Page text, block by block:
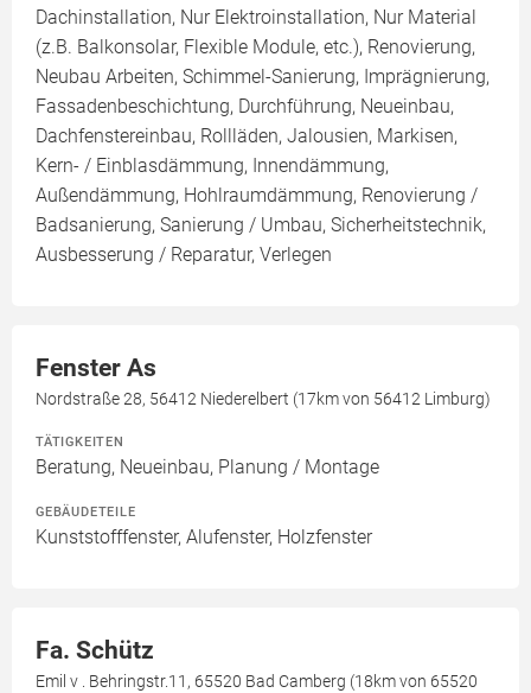
Dachinstallation, Nur Elektroinstallation, Nur Material
(z.B. Balkonsolar, Flexible Module, etc.), Renovierung,
Neubau Arbeiten, Schimmel-Sanierung, Imprägnierung,
Fassadenbeschichtung, Durchführung, Neueinbau,
Dachfenstereinbau, Rollläden, Jalousien, Markisen,
Kern- / Einblasdämmung, Innendämmung,
Außendämmung, Hohlraumdämmung, Renovierung /
Badsanierung, Sanierung / Umbau, Sicherheitstechnik,
Ausbesserung / Reparatur, Verlegen
Fenster As
Nordstraße 28, 56412 Niederelbert (17km von 56412 Limburg)
TÄTIGKEITEN
Beratung, Neueinbau, Planung / Montage
GEBÄUDETEILE
Kunststofffenster, Alufenster, Holzfenster
Fa. Schütz
Emil v . Behringstr.11, 65520 Bad Camberg (18km von 65520